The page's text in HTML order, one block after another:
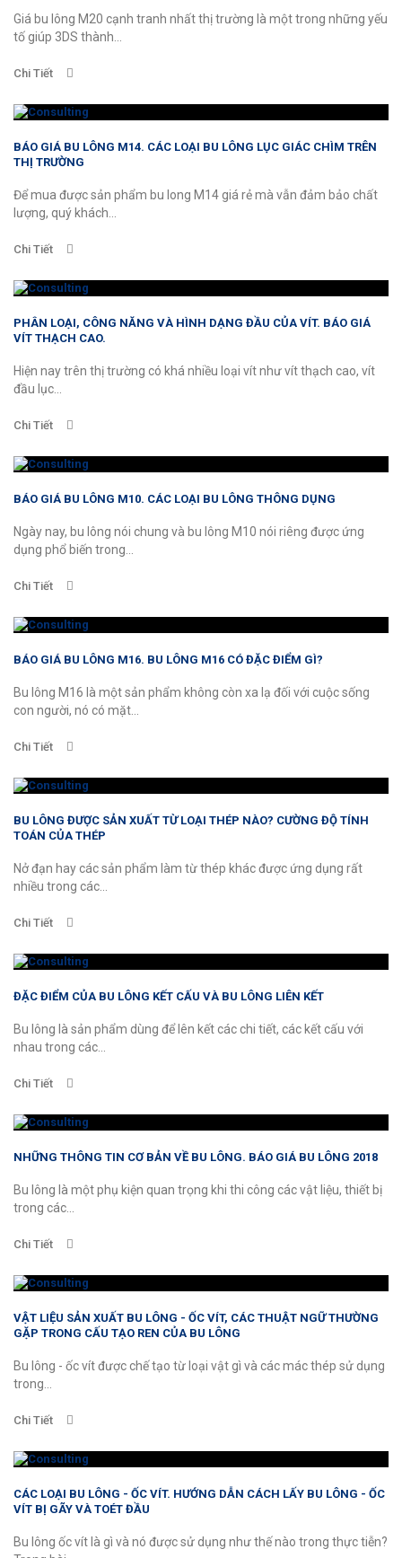
Giá bu lông M20 cạnh tranh nhất thị trường là một trong những yếu
tố giúp 3DS thành...
Chi Tiết
BÁO GIÁ BU LÔNG M14. CÁC LOẠI BU LÔNG LỤC GIÁC CHÌM TRÊN
THỊ TRƯỜNG
Để mua được sản phẩm bu long M14 giá rẻ mà vẫn đảm bảo chất
lượng, quý khách...
Chi Tiết
PHÂN LOẠI, CÔNG NĂNG VÀ HÌNH DẠNG ĐẦU CỦA VÍT. BÁO GIÁ
VÍT THẠCH CAO.
Hiện nay trên thị trường có khá nhiều loại vít như vít thạch cao, vít
đầu lục...
Chi Tiết
BÁO GIÁ BU LÔNG M10. CÁC LOẠI BU LÔNG THÔNG DỤNG
Ngày nay, bu lông nói chung và bu lông M10 nói riêng được ứng
dụng phổ biến trong...
Chi Tiết
BÁO GIÁ BU LÔNG M16. BU LÔNG M16 CÓ ĐẶC ĐIỂM GÌ?
Bu lông M16 là một sản phẩm không còn xa lạ đối với cuộc sống
con người, nó có mặt...
Chi Tiết
BU LÔNG ĐƯỢC SẢN XUẤT TỪ LOẠI THÉP NÀO? CƯỜNG ĐỘ TÍNH
TOÁN CỦA THÉP
Nở đạn hay các sản phẩm làm từ thép khác được ứng dụng rất
nhiều trong các...
Chi Tiết
ĐẶC ĐIỂM CỦA BU LÔNG KẾT CẤU VÀ BU LÔNG LIÊN KẾT
Bu lông là sản phẩm dùng để lên kết các chi tiết, các kết cấu với
nhau trong các...
Chi Tiết
NHỮNG THÔNG TIN CƠ BẢN VỀ BU LÔNG. BÁO GIÁ BU LÔNG 2018
Bu lông là một phụ kiện quan trọng khi thi công các vật liệu, thiết bị
trong các...
Chi Tiết
VẬT LIỆU SẢN XUẤT BU LÔNG - ỐC VÍT, CÁC THUẬT NGỮ THƯỜNG
GẶP TRONG CẤU TẠO REN CỦA BU LÔNG
Bu lông - ốc vít được chế tạo từ loại vật gì và các mác thép sử dụng
trong...
Chi Tiết
CÁC LOẠI BU LÔNG - ỐC VÍT. HƯỚNG DẪN CÁCH LẤY BU LÔNG - ỐC
VÍT BỊ GÃY VÀ TOÉT ĐẦU
Bu lông ốc vít là gì và nó được sử dụng như thế nào trong thực tiễn?